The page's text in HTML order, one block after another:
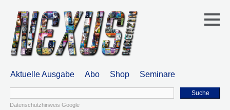
Aktuelle Ausgabe Abo Shop Seminare
Suche
Datenschutzhinweis Google